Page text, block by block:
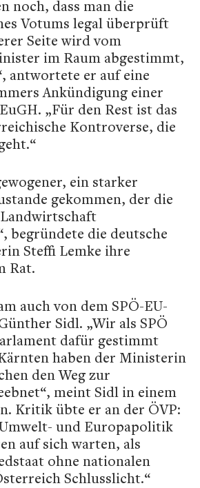
noch, dass man die
Votums legal überprüft
Seite wird vom
im Raum abgestimmt,
antwortete er auf eine
Ankündigung einer
„Für den Rest ist das
Kontroverse, die
ein starker
gekommen, der die
begründete die deutsche
Steffi Lemke ihre
Rat.
auch von dem SPÖ-EU-
Sidl. „Wir als SPÖ
dafür gestimmt
haben der Ministerin
den Weg zur
meint Sidl in einem
Kritik übte er an der ÖVP:
und Europapolitik
auf sich warten, als
ohne nationalen
Schlusslicht.“